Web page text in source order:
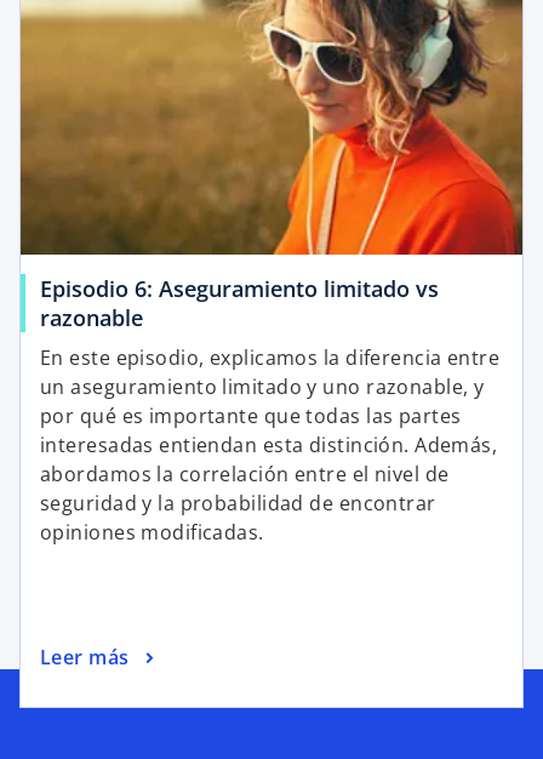
Episodio 6: Aseguramiento limitado vs
razonable
En este episodio, explicamos la diferencia entre
un aseguramiento limitado y uno razonable, y
por qué es importante que todas las partes
interesadas entiendan esta distinción. Además,
abordamos la correlación entre el nivel de
seguridad y la probabilidad de encontrar
opiniones modificadas.
Leer más